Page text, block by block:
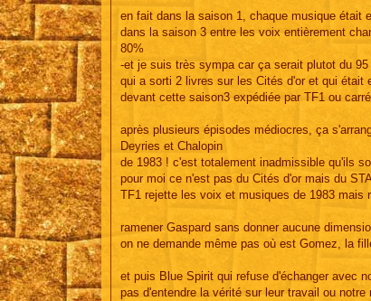
en fait dans la saison 1, chaque musique était
dans la saison 3 entre les voix entièrement
80%
-et je suis très sympa car ça serait plutot du
qui a sorti 2 livres sur les Cités d'or et qui était
devant cette saison3 expédiée par TF1 ou
après plusieurs épisodes médiocres, ça
Deyries et Chalopin
de 1983 ! c'est totalement inadmissible qu'ils
pour moi ce n'est pas du Cités d'or mais du
TF1 rejette les voix et musiques de 1983
ramener Gaspard sans donner aucune
on ne demande même pas où est Gomez, la
et puis Blue Spirit qui refuse d'échanger avec
pas d'entendre la vérité sur leur travail ou